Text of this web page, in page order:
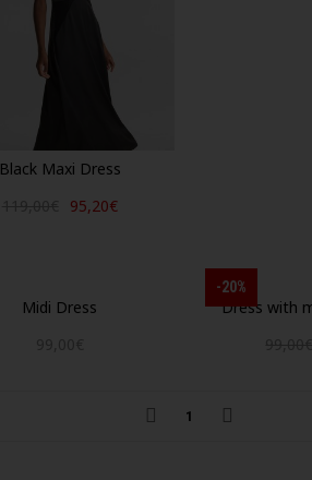
Black Maxi Dress
95,20€
Midi Dress
-20%
Dress with
1